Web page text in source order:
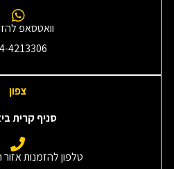
וואטסאפ
4213306
צפון
סניף קרית
טלפון להזמנות אזור